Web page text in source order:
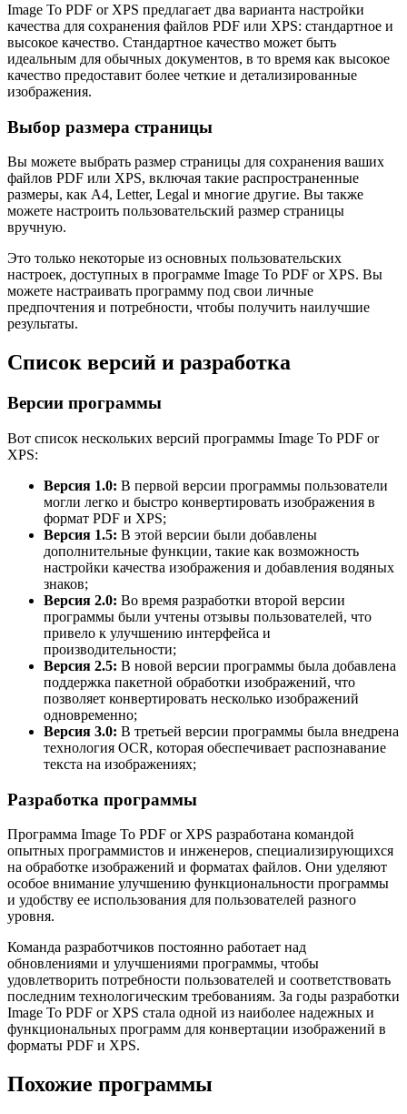
Image To PDF or XPS предлагает два варианта настройки
качества для сохранения файлов PDF или XPS: стандартное и
высокое качество. Стандартное качество может быть
идеальным для обычных документов, в то время как высокое
качество предоставит более четкие и детализированные
изображения.
Выбор размера страницы
Вы можете выбрать размер страницы для сохранения ваших
файлов PDF или XPS, включая такие распространенные
размеры, как A4, Letter, Legal и многие другие. Вы также
можете настроить пользовательский размер страницы
вручную.
Это только некоторые из основных пользовательских
настроек, доступных в программе Image To PDF or XPS. Вы
можете настраивать программу под свои личные
предпочтения и потребности, чтобы получить наилучшие
результаты.
Список версий и разработка
Версии программы
Вот список нескольких версий программы Image To PDF or
XPS:
Версия 1.0: В первой версии программы пользователи
могли легко и быстро конвертировать изображения в
формат PDF и XPS;
Версия 1.5: В этой версии были добавлены
дополнительные функции, такие как возможность
настройки качества изображения и добавления водяных
знаков;
Версия 2.0: Во время разработки второй версии
программы были учтены отзывы пользователей, что
привело к улучшению интерфейса и
производительности;
Версия 2.5: В новой версии программы была добавлена
поддержка пакетной обработки изображений, что
позволяет конвертировать несколько изображений
одновременно;
Версия 3.0: В третьей версии программы была внедрена
технология OCR, которая обеспечивает распознавание
текста на изображениях;
Разработка программы
Программа Image To PDF or XPS разработана командой
опытных программистов и инженеров, специализирующихся
на обработке изображений и форматах файлов. Они уделяют
особое внимание улучшению функциональности программы
и удобству ее использования для пользователей разного
уровня.
Команда разработчиков постоянно работает над
обновлениями и улучшениями программы, чтобы
удовлетворить потребности пользователей и соответствовать
последним технологическим требованиям. За годы разработки
Image To PDF or XPS стала одной из наиболее надежных и
функциональных программ для конвертации изображений в
форматы PDF и XPS.
Похожие программы